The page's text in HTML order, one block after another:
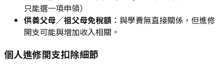
只能選一項申領）
供養父母／祖父母免稅額 ：與學費無直接關係，但進修
開支可能與增加收入相關。
個人進修開支扣除細節